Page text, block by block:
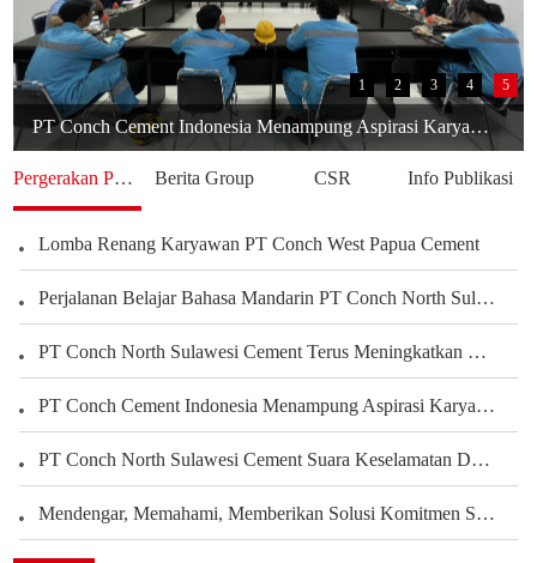
PT Conch Cement Indonesia Menampung Aspirasi Karyawan untuk Meningkatkan Kinerja Perusahaan
1 2 3 4 5
Pergerakan Perusahaan Berita Group CSR Info Publikasi
Lomba Renang Karyawan PT Conch West Papua Cement
Perjalanan Belajar Bahasa Mandarin PT Conch North Sulawesi Cement Berbagi Pengalaman Karyawan Dalam Mengembangkan Kemampuan Bahasa
PT Conch North Sulawesi Cement Terus Meningkatkan Kepedulian terhadap Karyawan dan Pengembangan Kegiatan Olahraga serta Seni Untuk Membangun Kekuatan Tim, Menciptakan Perusahaan yang Harmonis
PT Conch Cement Indonesia Menampung Aspirasi Karyawan untuk Meningkatkan Kinerja Perusahaan
PT Conch North Sulawesi Cement Suara Keselamatan Dari Setiap Sudut Tambang Membangun Budaya Keselamatan Melalui Peran Seluruh Karyawan Departemen Tambang
Mendengar, Memahami, Memberikan Solusi Komitmen Semen Conch Mengutamakan Pelanggan
PT.Conch South Kalimantan Cement yang Indah Rumahku
PT.CSKC Mendukung Pengembangan Bakat Menggambar Karyawan
Rendi Aji Saputro Operator Terkemuka Tashun 2022
Belajar Dari Sandy Karyawan Teladan Dari Departemen PLTU